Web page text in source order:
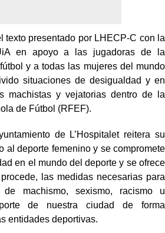
texto presentado por LHECP-C con la
en apoyo a las jugadoras de la
y a todas las mujeres del mundo
situaciones de desigualdad y en
machistas y vejatorias dentro de la
de Fútbol (RFEF).
de L’Hospitalet reitera su
al deporte femenino y se compromete
en el mundo del deporte y se ofrece
las medidas necesarias para
machismo, sexismo, racismo u
de nuestra ciudad de forma
entidades deportivas.